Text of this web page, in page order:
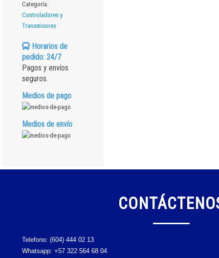
Categoría:
Controladores y
Transmisores
Horarios de
pedido: 24/7
Pagos y envíos
seguros.
Medios de pago
Medios de envío
Telefono: (604) 444 02 13
Whatsapp: +57 322 564 68 04